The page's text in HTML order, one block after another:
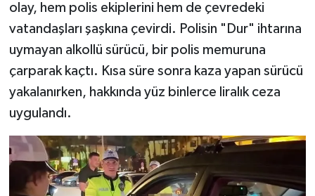
olay, hem polis ekiplerini hem de çevredeki
vatandaşları şaşkına çevirdi. Polisin "Dur" ihtarına
uymayan alkollü sürücü, bir polis memuruna
çarparak kaçtı. Kısa süre sonra kaza yapan sürücü
yakalanırken, hakkında yüz binlerce liralık ceza
uygulandı.
YAŞAM
KÜLTÜR SANAT